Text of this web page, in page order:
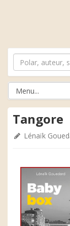
Tangore
Lénaïk